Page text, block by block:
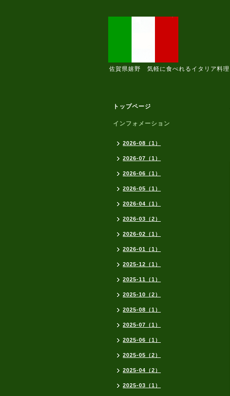
佐賀県嬉野 気軽に食べれるイタリア料理
トップページ
インフォメーション
2026-08（1）
2026-07（1）
2026-06（1）
2026-05（1）
2026-04（1）
2026-03（2）
2026-02（1）
2026-01（1）
2025-12（1）
2025-11（1）
2025-10（2）
2025-08（1）
2025-07（1）
2025-06（1）
2025-05（2）
2025-04（2）
2025-03（1）